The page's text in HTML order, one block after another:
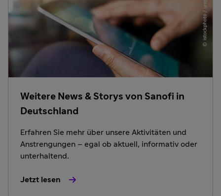
Weitere News & Storys von Sanofi in
Deutschland
Erfahren Sie mehr über unsere Aktivitäten und
Anstrengungen – egal ob aktuell, informativ oder
unterhaltend.
Jetzt lesen